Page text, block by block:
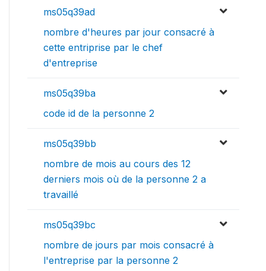
ms05q39ad
nombre d'heures par jour consacré à
cette entriprise par le chef
d'entreprise
ms05q39ba
code id de la personne 2
ms05q39bb
nombre de mois au cours des 12
derniers mois où de la personne 2 a
travaillé
ms05q39bc
nombre de jours par mois consacré à
l'entreprise par la personne 2